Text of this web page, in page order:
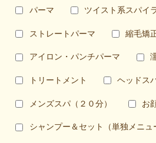
パーマ ツイスト系スパイ
ストレートパーマ 縮毛矯
アイロン・パンチパーマ
トリートメント ヘッドス
メンズスパ（２０分） お
シャンプー＆セット（単独メニュ